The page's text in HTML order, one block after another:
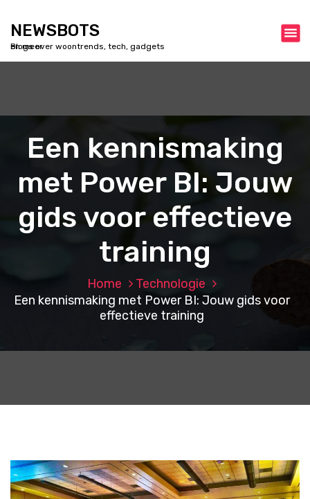
o
NEWSBOTS
Blogs over woontrends, tech, gadgets en meer
Een kennismaking
met Power BI: Jouw
gids voor effectieve
training
Home
Technologie
Een kennismaking met Power BI: Jouw gids voor
effectieve training